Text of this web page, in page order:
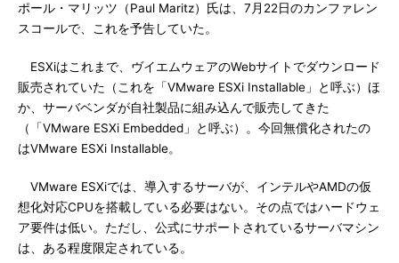
ポール・マリッツ（Paul Maritz）氏は、7月22日のカンファレン
スコールで、これを予告していた。
ESXiはこれまで、ヴイエムウェアのWebサイトでダウンロード
販売されていた（これを「VMware ESXi Installable」と呼ぶ）ほ
か、サーバベンダが自社製品に組み込んで販売してきた
（「VMware ESXi Embedded」と呼ぶ）。今回無償化されたの
はVMware ESXi Installable。
VMware ESXiでは、導入するサーバが、インテルやAMDの仮
想化対応CPUを搭載している必要はない。その点ではハードウェ
ア要件は低い。ただし、公式にサポートされているサーバマシン
は、ある程度限定されている。